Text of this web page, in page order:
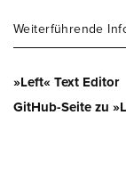
Weiterführende
»Left« Text Editor
GitHub-Seite zu